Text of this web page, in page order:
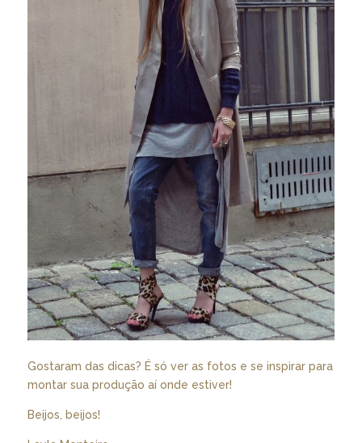
Gostaram das dicas? É só ver as fotos e se inspirar para
montar sua produção aí onde estiver!
Beijos, beijos!